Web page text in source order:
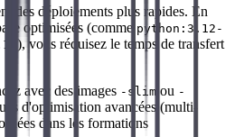
des déploiements plus rapides. En
optimisées (comme python:3.12-
), vous réduisez le temps de transfert
avec des images -slim ou -
d'optimisation avancées (multi-
dans les formations